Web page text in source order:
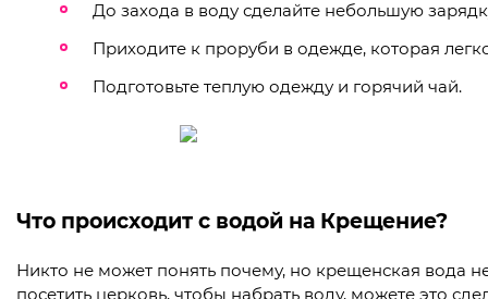
До захода в воду сделайте небольшую
Приходите к проруби в одежде, которая
Подготовьте теплую одежду и горячий чай.
Что происходит с водой на Крещение?
Никто не может понять почему, но крещенская вода
посетить церковь, чтобы набрать воду, можете это